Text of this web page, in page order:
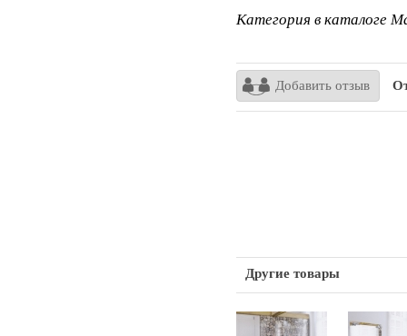
Категория в каталоге
Добавить отзыв
Другие товары